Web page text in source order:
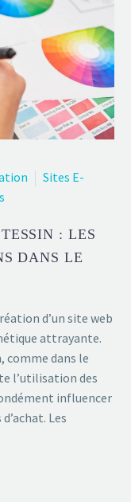
Sites E-
: LES
DANS LE
d’un site web
attrayante.
comme dans le
l’utilisation des
influencer
Les